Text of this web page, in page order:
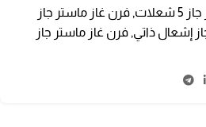
, فرن غاز ماستر جاز
إشعال ذاتي, فرن غاز ماستر جاز